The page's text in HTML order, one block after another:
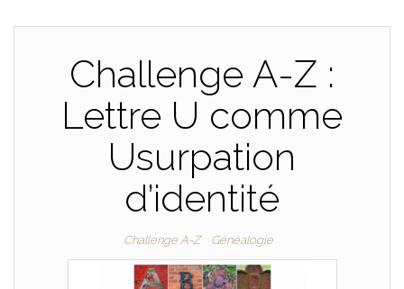
Challenge A-Z :
Lettre U comme
Usurpation
d’identité
Challenge A-Z Généalogie